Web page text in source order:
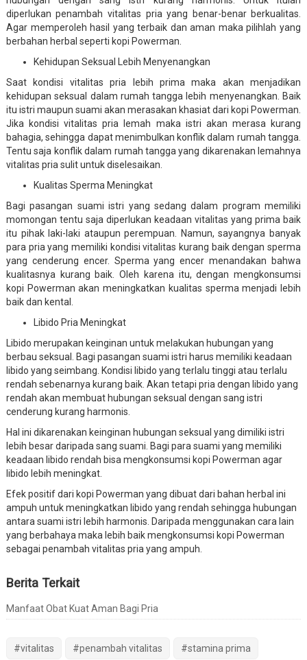
diperlukan penambah vitalitas pria yang benar-benar berkualitas.
Agar memperoleh hasil yang terbaik dan aman maka pilihlah yang
berbahan herbal seperti kopi Powerman.
Kehidupan Seksual Lebih Menyenangkan
Saat kondisi vitalitas pria lebih prima maka akan menjadikan
kehidupan seksual dalam rumah tangga lebih menyenangkan. Baik
itu istri maupun suami akan merasakan khasiat dari kopi Powerman.
Jika kondisi vitalitas pria lemah maka istri akan merasa kurang
bahagia, sehingga dapat menimbulkan konflik dalam rumah tangga.
Tentu saja konflik dalam rumah tangga yang dikarenakan lemahnya
vitalitas pria sulit untuk diselesaikan.
Kualitas Sperma Meningkat
Bagi pasangan suami istri yang sedang dalam program memiliki
momongan tentu saja diperlukan keadaan vitalitas yang prima baik
itu pihak laki-laki ataupun perempuan. Namun, sayangnya banyak
para pria yang memiliki kondisi vitalitas kurang baik dengan sperma
yang cenderung encer. Sperma yang encer menandakan bahwa
kualitasnya kurang baik. Oleh karena itu, dengan mengkonsumsi
kopi Powerman akan meningkatkan kualitas sperma menjadi lebih
baik dan kental.
Libido Pria Meningkat
Libido merupakan keinginan untuk melakukan hubungan yang
berbau seksual. Bagi pasangan suami istri harus memiliki keadaan
libido yang seimbang. Kondisi libido yang terlalu tinggi atau terlalu
rendah sebenarnya kurang baik. Akan tetapi pria dengan libido yang
rendah akan membuat hubungan seksual dengan sang istri
cenderung kurang harmonis.
Hal ini dikarenakan keinginan hubungan seksual yang dimiliki istri
lebih besar daripada sang suami. Bagi para suami yang memiliki
keadaan libido rendah bisa mengkonsumsi kopi Powerman agar
libido lebih meningkat.
Efek positif dari kopi Powerman yang dibuat dari bahan herbal ini
ampuh untuk meningkatkan libido yang rendah sehingga hubungan
antara suami istri lebih harmonis. Daripada menggunakan cara lain
yang berbahaya maka lebih baik mengkonsumsi kopi Powerman
sebagai penambah vitalitas pria yang ampuh.
Berita Terkait
Manfaat Obat Kuat Aman Bagi Pria
#vitalitas #penambah vitalitas #stamina prima